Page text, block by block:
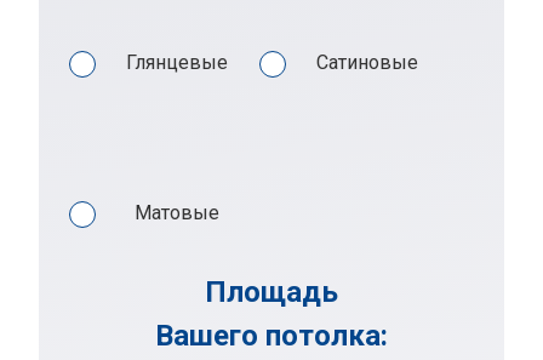
Глянцевые Сатиновые
Матовые
Площадь
Вашего потолка: